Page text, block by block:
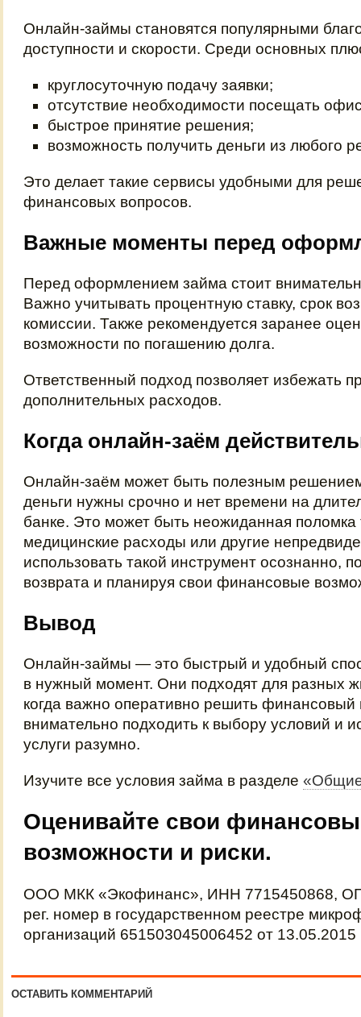
Онлайн-займы становятся популярными
доступности и скорости. Среди основных
круглосуточную подачу заявки;
отсутствие необходимости посещать
быстрое принятие решения;
возможность получить деньги из любого
Это делает такие сервисы удобными для
финансовых вопросов.
Важные моменты перед
Перед оформлением займа стоит
Важно учитывать процентную ставку, срок
комиссии. Также рекомендуется заранее
возможности по погашению долга.
Ответственный подход позволяет избежать
дополнительных расходов.
Когда онлайн-заём
Онлайн-заём может быть полезным решением
деньги нужны срочно и нет времени на
банке. Это может быть неожиданная поломка
медицинские расходы или другие
использовать такой инструмент осознанно,
возврата и планируя свои финансовые
Вывод
Онлайн-займы — это быстрый и удобный
в нужный момент. Они подходят для разных
когда важно оперативно решить
внимательно подходить к выбору условий и
услуги разумно.
Изучите все условия займа в разделе «Общие
Оценивайте свои
возможности и риски.
ООО МКК «Экофинанс», ИНН 7715450868,
рег. номер в государственном реестре
организаций 651503045006452 от 13.05.2015
ОСТАВИТЬ КОММЕНТАРИЙ